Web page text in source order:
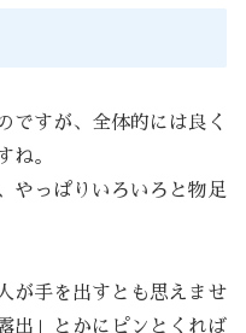
ですが、全体的には良く
ね。
やっぱりいろいろと物足
が手を出すとも思えませ
出」とかにピンとくれば